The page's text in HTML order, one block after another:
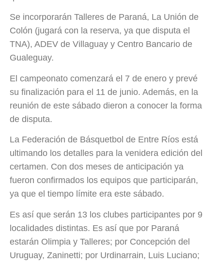
Se incorporarán Talleres de Paraná, La Unión de
Colón (jugará con la reserva, ya que disputa el
TNA), ADEV de Villaguay y Centro Bancario de
Gualeguay.
El campeonato comenzará el 7 de enero y prevé
su finalización para el 11 de junio. Además, en la
reunión de este sábado dieron a conocer la forma
de disputa.
La Federación de Básquetbol de Entre Ríos está
ultimando los detalles para la venidera edición del
certamen. Con dos meses de anticipación ya
fueron confirmados los equipos que participarán,
ya que el tiempo límite era este sábado.
Es así que serán 13 los clubes participantes por 9
localidades distintas. Es así que por Paraná
estarán Olimpia y Talleres; por Concepción del
Uruguay, Zaninetti; por Urdinarrain, Luis Luciano;